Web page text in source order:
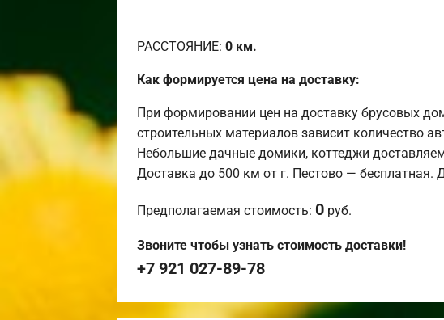
РАССТОЯНИЕ: 0 км.
Как формируется цена на доставку:
При формировании цен на доставку брусовых
строительных материалов зависит количество
Небольшие дачные домики, коттеджи
Доставка до 500 км от г. Пестово — бесплатная.
Предполагаемая стоимость: 0 руб.
Звоните чтобы узнать стоимость доставки!
+7 921 027-89-78